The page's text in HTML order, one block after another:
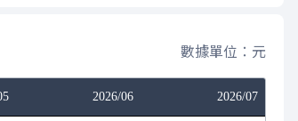
數據單位：元
2026/06 2026/07